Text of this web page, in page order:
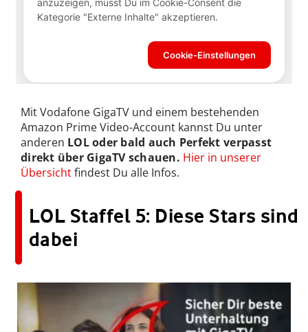
Mit Vodafone GigaTV und einem bestehenden
Amazon Prime Video-Account kannst Du unter
anderen LOL oder bald auch Perfekt verpasst
direkt über GigaTV schauen. Hier in unserer
Übersichtfindest Du alle Infos.
LOL Staffel 5: Diese Stars sind
dabei